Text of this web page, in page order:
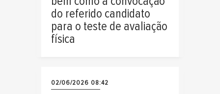
do referido candidato
para o teste de avaliação
física
02/06/2026 08:42